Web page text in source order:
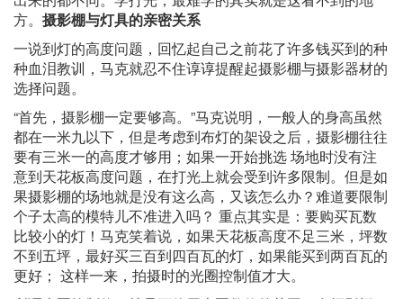
方。 摄影棚与灯具的亲密关系
一说到灯的高度问题，回忆起自己之前花​​了许多钱买到的种
种血泪教训，马克就忍不住谆谆提醒起摄影棚与摄影器材的
选择问题。
“首先，摄影棚一定要够高。”马克说明，一般人的身高虽然
都在一米九以下，但是考虑到布灯的架设之后，摄影棚往往
要有三米一的高度才够用；如果一开始挑选 场地时没有注
意到天花板高度问题，在打光上就会受到许多限制。但是如
果摄影棚的场地就是没有这么高，又该怎么办？难道要限制
个子太高的模特儿不准进入吗？ 重点其实是：要购买瓦数
比较小的灯！马克笑着说，如果天​​花板高度不足三米，坪数
不到五坪，最好买三百到四百瓦的灯，如果能买到两百瓦的
更好； 这样一来，拍摄时的光圈控制值才大。